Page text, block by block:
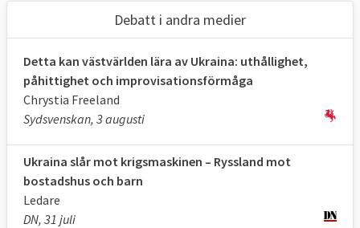
Avbryt kriget
Ryssland ska omedelbart avbryta kriget mot
Ukraina. Det slog den Internationella
domstolen i Haag fast på onsdagen.
Domstolen fann inte några bevis på att
Ukraina gjort sig skyldig till folkmord som
Ryssland angav som skäl till invasionen.
"Fullständig seger", twittrade Ukrainas
president Volodymyr Zelenskyj efter
beslutet,
Debatt i andra medier
Detta kan västvärlden lära av Ukraina: uthållighet,
påhittighet och improvisationsförmåga
Chrystia Freeland
Sydsvenskan, 3 augusti
Ukraina slår mot krigsmaskinen – Ryssland mot
bostadshus och barn
Ledare
DN, 31 juli